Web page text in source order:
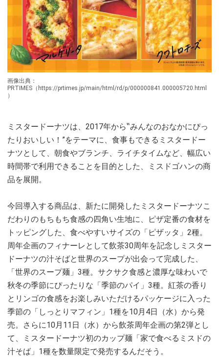
画像出典：
PRTIMES（https://prtimes.jp/main/html/rd/p/000000841.000005720.html
）
ミスタードーナツは、2017年から‟みんなのおなかにぴっ
たりおいしい！”をテーマに、食事もできるミスタードー
ナツとして、朝食やブランチ、ライチタイムなど、幅広い
時間帯で利用できることを目的とした、ミスドゴハンの商
品を展開。
今回導入する商品は、新たに開発したミスタードーナツこ
だわりのもちもち食感の四角い生地に、ピザ定番の食材を
トッピングした、食べやすいサイズの「ピザッタ」2種。
周年企画のフィナーレとして飲茶30周年を記念しミスター
ドーナツの汁そばと世界のスープが出会って完成した、
「世界のスープ麺」3種。サクサク食感と濃厚な味わいで
秋冬の季節にぴったりな「季節のパイ」3種。紅茶の香り
とリンゴの食感をお楽しみいただけるパッケージに入った
季節の「しっとりマフィン」1種を10月4日（水）から発
売。さらに10月11日（水）から飲茶周年企画の第2弾とし
て、ミスタードーナツ初のカップ麺「家で食べるミスドの
汁そば」1種を数量限定で発売するんだそう。